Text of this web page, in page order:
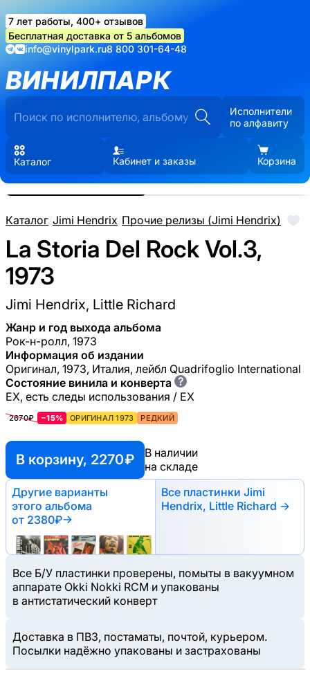
7 лет работы, 400+ отзывов
Бесплатная доставка от 5 альбомов
info@vinylpark.ru8 800 301-64-48
ВИНИЛПАРК
Исполнители
по алфавиту
Каталог Кабинет и заказы Корзина
Каталог/Jimi Hendrix/Прочие релизы (Jimi Hendrix)
La Storia Del Rock Vol.3,
1973
Jimi Hendrix, Little Richard
Жанр и год выхода альбома
Рок-н-ролл, 1973
Информация об издании
Оригинал, 1973, Италия, лейбл Quadrifoglio International
Состояние винила и конверта ?
EX, есть следы использования / EX
2670₽ −15% ОРИГИНАЛ 1973 РЕДКИЙ
В корзину, 2270 ₽
В наличии
на складе
Другие варианты
этого альбома
от 2380₽→
Все пластинки Jimi
Hendrix, Little Richard →
Все Б/У пластинки проверены, помыты в вакуумном
аппарате Okki Nokki RCM и упакованы
в антистатический конверт
Доставка в ПВЗ, постаматы, почтой, курьером.
Посылки надёжно упакованы и застрахованы
Реальные фото пластинки.
Нажмите, чтобы увеличить